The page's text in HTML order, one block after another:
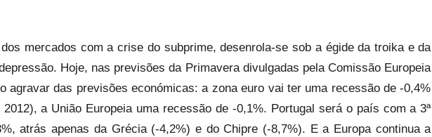
mercados com a crise do subprime, desenrola-se sob a égide da troika e da
Hoje, nas previsões da Primavera divulgadas pela Comissão Europeia
agravar das previsões económicas: a zona euro vai ter uma recessão de -0,4%
a União Europeia uma recessão de -0,1%. Portugal será o país com a 3ª
atrás apenas da Grécia (-4,2%) e do Chipre (-8,7%). E a Europa continua a